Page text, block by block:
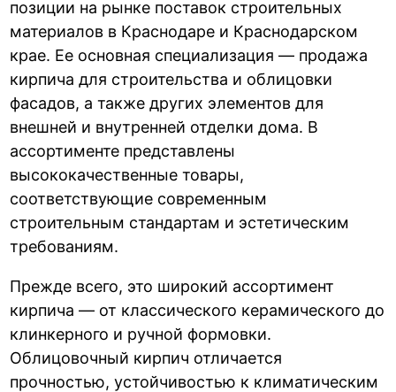
позиции на рынке поставок строительных
материалов в Краснодаре и Краснодарском
крае. Ее основная специализация — продажа
кирпича для строительства и облицовки
фасадов, а также других элементов для
внешней и внутренней отделки дома. В
ассортименте представлены
высококачественные товары,
соответствующие современным
строительным стандартам и эстетическим
требованиям.
Прежде всего, это широкий ассортимент
кирпича — от классического керамического до
клинкерного и ручной формовки.
Облицовочный кирпич отличается
прочностью, устойчивостью к климатическим